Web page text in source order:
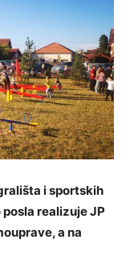
i sportskih
realizuje JP
a na